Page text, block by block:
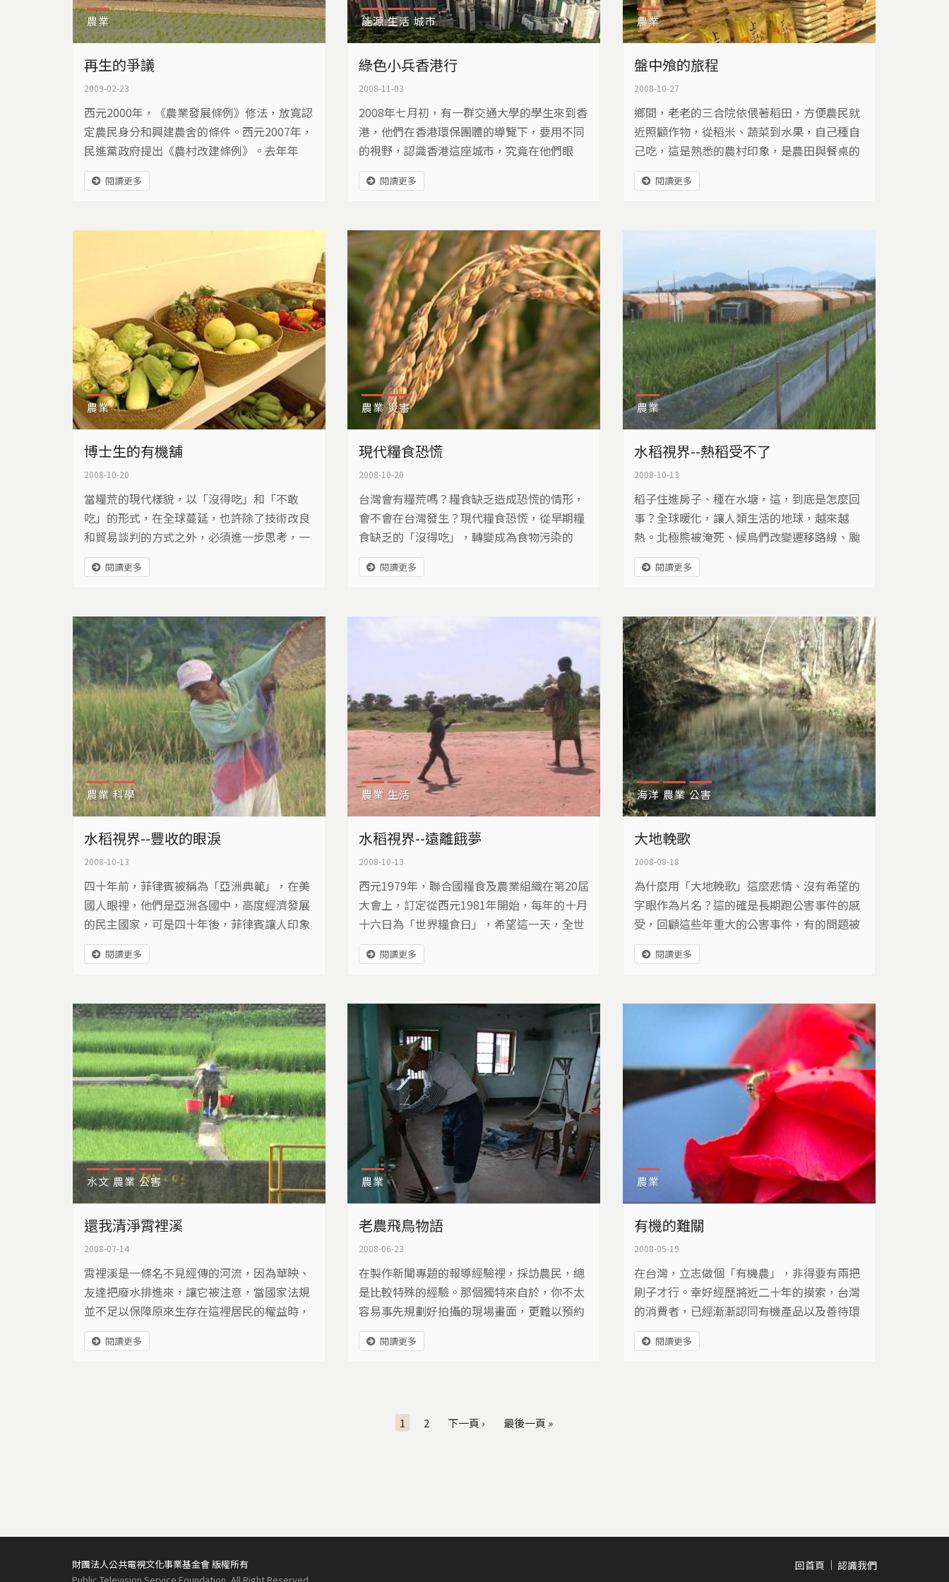
農業
再生的爭議
2009-02-23
西元2000年，《農業發展條例》修法，放寬認
定農民身分和興建農舍的條件。西元2007年，
民進黨政府提出《農村改建條例》。去年年
底，剛上任的國民黨政府再提《農村再生條
例》。近十年來，每次的修法和立法，大家都
農業需要的，是政府花錢蓋設施？還是提升產
復優良生產環境？已經一讀通過的《農再條
例》，鎖定農地整合、...
閱讀更多
能源 生活 城市
綠色小兵香港行
2008-11-03
2008年七月初，有一群交通大學的學生來到香
港，他們在香港環保團體的導覽下，要用不同
的視野，認識香港這座城市，究竟在他們眼
中，香港會是什麼樣貌？
閱讀更多
農業
盤中飧的旅程
2008-10-27
鄉間，老老的三合院依偎著稻田，方便農民就
近照顧作物，從稻米、蔬菜到水果，自己種自
己吃，這是熟悉的農村印象，是農田與餐桌的
最短距離。隨著工商業發展，大量人口聚居都
市，農田與餐桌的距離拉開了，糧食展開漫長
閱讀更多
農業
博士生的有機舖
2008-10-20
當糧荒的現代樣貌，以「沒得吃」和「不敢
吃」的形式，在全球蔓延，也許除了技術改良
和貿易談判的方式之外，必須進一步思考，一
個在地取食和自然健康的有機解決之道...於
是，在花蓮，一位準博士生，開設了一家現代
機...
閱讀更多
農業 災害
現代糧食恐慌
2008-10-20
台灣會有糧荒嗎？糧食缺乏造成恐慌的情形，
會不會在台灣發生？現代糧食恐慌，從早期糧
食缺乏的「沒得吃」，轉變成為食物污染的
「不敢吃」，它以雙重面貌現身社會，形成的
原因交錯複雜，一些充滿危機的訊息，已經在
憂...
閱讀更多
農業
水稻視界--熱稻受不了
2008-10-13
稻子住進房子、種在水塘，這，到底是怎麼回
事？全球暖化，讓人類生活的地球，越來越
熱。北極熊被淹死、候鳥們改變遷移路線、颱
風威力越來越強、集中雨量一再創新高，現
在，連人類的主要糧食-稻米，也直接受到影
造成的損失，保守估計就高達10億美元，而南
半球的澳洲，連續三年異常的乾旱，也使得稻
米產量下降40%。種種現象，讓研究稻米的科
學家們，也跟著緊張起來了！我們要如何抗
暖、維繫穩定的糧食供應呢？
閱讀更多
農業 科學
水稻視界--豐收的眼淚
2008-10-13
四十年前，菲律賓被稱為「亞洲典範」，在美
國人眼裡，他們是亞洲各國中，高度經濟發展
的民主國家，可是四十年後，菲律賓讓人印象
深刻的，卻是離鄉背井到各國打工謀生的「菲
勞」，不到半世紀，一個國家的變化，竟然如
耕地也超過全國面積的一半，這個國家的停滯
與困境，在在都跟農業發展息息相關，要真正
深入菲律賓，非得到農村走一趟。
閱讀更多
農業 生活
水稻視界--遠離餓夢
2008-10-13
西元1979年，聯合國糧食及農業組織在第20屆
大會上，訂定從西元1981年開始，每年的十月
十六日為「世界糧食日」，希望這一天，全世
界都能彼此提醒，為打擊飢餓和貧窮而努力。
可是反觀過去一年，有三十幾個國家，因為糧
億人口天天餓著肚子上床，更讓人震驚的是，
一年來，平均每天有兩萬五千多個，應該快樂
成長的孩子，卻死於飢餓和營養不良，生活在
台灣的我們，能獨善其身嗎？
閱讀更多
海洋 農業 公害
大地輓歌
2008-08-18
為什麼用「大地輓歌」這麼悲情、沒有希望的
字眼作為片名？這的確是長期跑公害事件的感
受，回顧這些年重大的公害事件，有的問題被
解決了，有的則是以最悲哀，卻也是不得不的
結果收場，像香山綠牡蠣，我們只能選擇放棄
它在台灣公害史上，代表著土地與海岸的主要
問題，也希望藉著回顧這段歷史，讓我們前瞻
閱讀更多
水文 農業 公害
還我清淨霄裡溪
2008-07-14
霄裡溪是一條名不見經傳的河流，因為華映、
友達把廢水排進來，讓它被注意，當國家法規
並不足以保障原來生存在這裡居民的權益時，
就應該被檢討。台灣很小，有多少的好山好水
好土地可以這樣被犧牲？把土地、水源都毀
閱讀更多
農業
老農飛鳥物語
2008-06-23
在製作新聞專題的報導經驗裡，採訪農民，總
是比較特殊的經驗。那個獨特來自於，你不太
容易事先規劃好拍攝的現場畫面，更難以預約
農民可接受採訪的時間與問題，因為對農民來
說，在現實生活裡，土地最大，下田最重要。
出差錯，一季的收成就很有可能付諸流水，尤
閱讀更多
農業
有機的難關
2008-05-19
在台灣，立志做個「有機農」，非得要有兩把
刷子才行。幸好經歷將近二十年的摸索，台灣
的消費者，已經漸漸認同有機產品以及善待環
境的理念。不過，自從政府宣布2008年為農業
安全年，全面推廣產銷履歷制度後，有機農民
閱讀更多
1 2 下一頁 › 最後一頁 »
財團法人公共電視文化事業基金會 版權所有
回首頁 認識我們